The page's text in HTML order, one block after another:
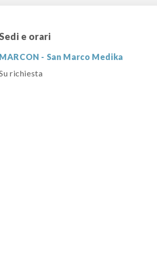
e orari
MARCON - San Marco Medika
richiesta